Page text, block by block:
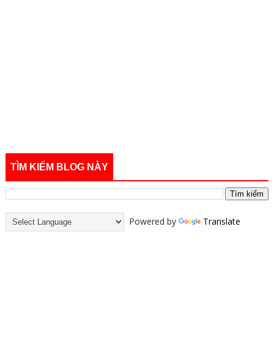
TÌM KIẾM BLOG NÀY
Powered by Translate